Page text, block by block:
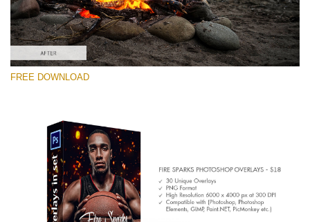
Fire Sparks
(30 Overlays)
Large 6000*4000px
Large 6000*4000px
Entire Collection
(1783 Overlays)
Large 6000*4000px
FREE DOWNLOAD